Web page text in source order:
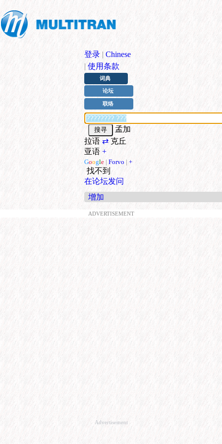
登录 | Chinese
| 使用条款
词典
论坛
联络
孟加
拉语⇄ 克丘
亚语 +
Google | Forvo | +
找不到
在论坛发问
增加
ADVERTISEMENT
Advertisement